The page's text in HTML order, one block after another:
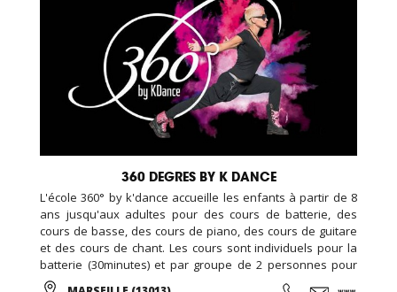
360 DEGRES BY K DANCE
L'école 360° by k'dance accueille les enfants à partir de 8
ans jusqu'aux adultes pour des cours de batterie, des
cours de basse, des cours de piano, des cours de guitare
et des cours de chant. Les cours sont individuels pour la
batterie (30minutes) et par groupe de 2 personnes pour
les autres instruments (45 minutes), le chant se pratique